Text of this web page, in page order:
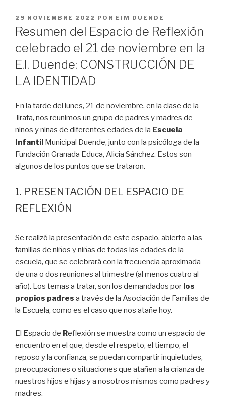
PUBLICADO
EL
29 NOVIEMBRE 2022 POR EIM DUENDE
Resumen del Espacio de Reflexión
celebrado el 21 de noviembre en la
E.I. Duende: CONSTRUCCIÓN DE
LA IDENTIDAD
En la tarde del lunes, 21 de noviembre, en la clase de la
Jirafa, nos reunimos un grupo de padres y madres de
niños y niñas de diferentes edades de la Escuela
Infantil Municipal Duende, junto con la psicóloga de la
Fundación Granada Educa, Alicia Sánchez. Estos son
algunos de los puntos que se trataron.
1. PRESENTACIÓN DEL ESPACIO DE
REFLEXIÓN
Se realizó la presentación de este espacio, abierto a las
familias de niños y niñas de todas las edades de la
escuela, que se celebrará con la frecuencia aproximada
de una o dos reuniones al trimestre (al menos cuatro al
año). Los temas a tratar, son los demandados por los
propios padres a través de la Asociación de Familias de
la Escuela, como es el caso que nos atañe hoy.
El Espacio de Reflexión se muestra como un espacio de
encuentro en el que, desde el respeto, el tiempo, el
reposo y la confianza, se puedan compartir inquietudes,
preocupaciones o situaciones que atañen a la crianza de
nuestros hijos e hijas y a nosotros mismos como padres y
madres.